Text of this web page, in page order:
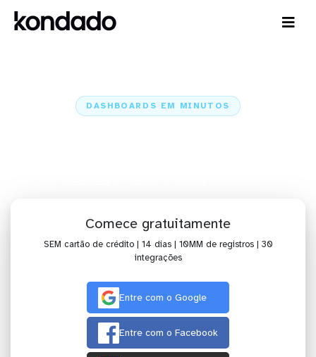
DASHBOARDS EM MINUTOS
Comece gratuitamente
SEM cartão de crédito | 14 dias | 10MM de registros | 30
integrações
Entre com o Google
Entre com o Facebook